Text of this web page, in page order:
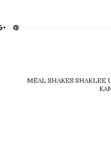
MEAL SHAKES SHAKLEE